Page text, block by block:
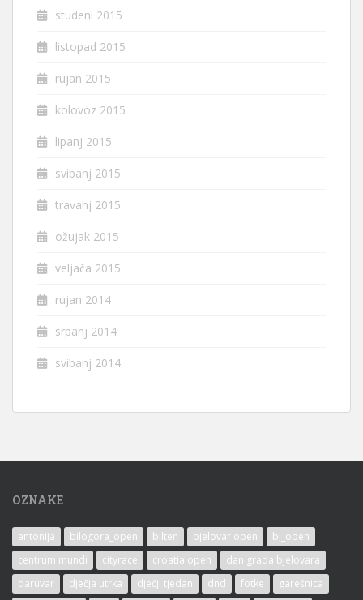
studeni 2015
listopad 2015
rujan 2015
kolovoz 2015
lipanj 2015
svibanj 2015
travanj 2015
ožujak 2015
veljača 2015
rujan 2014
srpanj 2014
svibanj 2014
OZNAKE
antonija bilogora_open bilten bjelovar open
bj_open
centrum mundi
cityrace croatia open
dan grada bjelovara
daruvar
dječja utrka dječji tjedan dnd fotke
garešnica